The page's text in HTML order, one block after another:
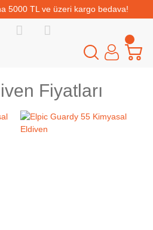
5000 TL ve üzeri kargo bedava!
Fiyatları